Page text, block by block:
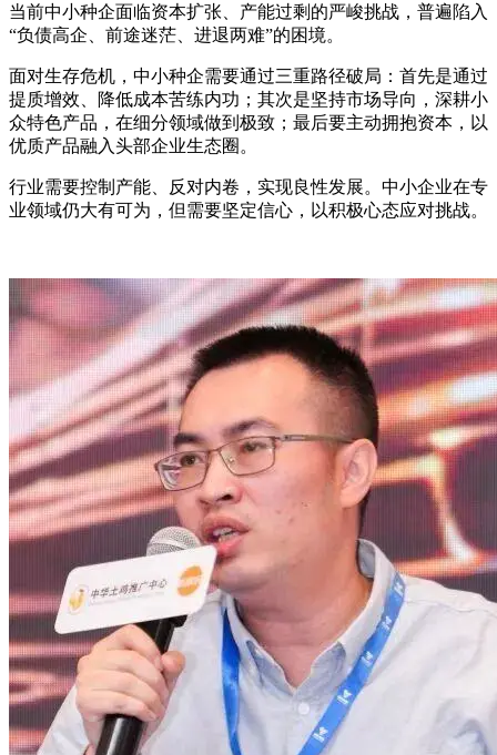
当前中小种企面临资本扩张、产能过剩的严峻挑战，普遍陷入
“负债高企、前途迷茫、进退两难”的困境。
面对生存危机，中小种企需要通过三重路径破局：首先是通过
提质增效、降低成本苦练内功；其次是坚持市场导向，深耕小
众特色产品，在细分领域做到极致；最后要主动拥抱资本，以
优质产品融入头部企业生态圈。
行业需要控制产能、反对内卷，实现良性发展。中小企业在专
业领域仍大有可为，但需要坚定信心，以积极心态应对挑战。